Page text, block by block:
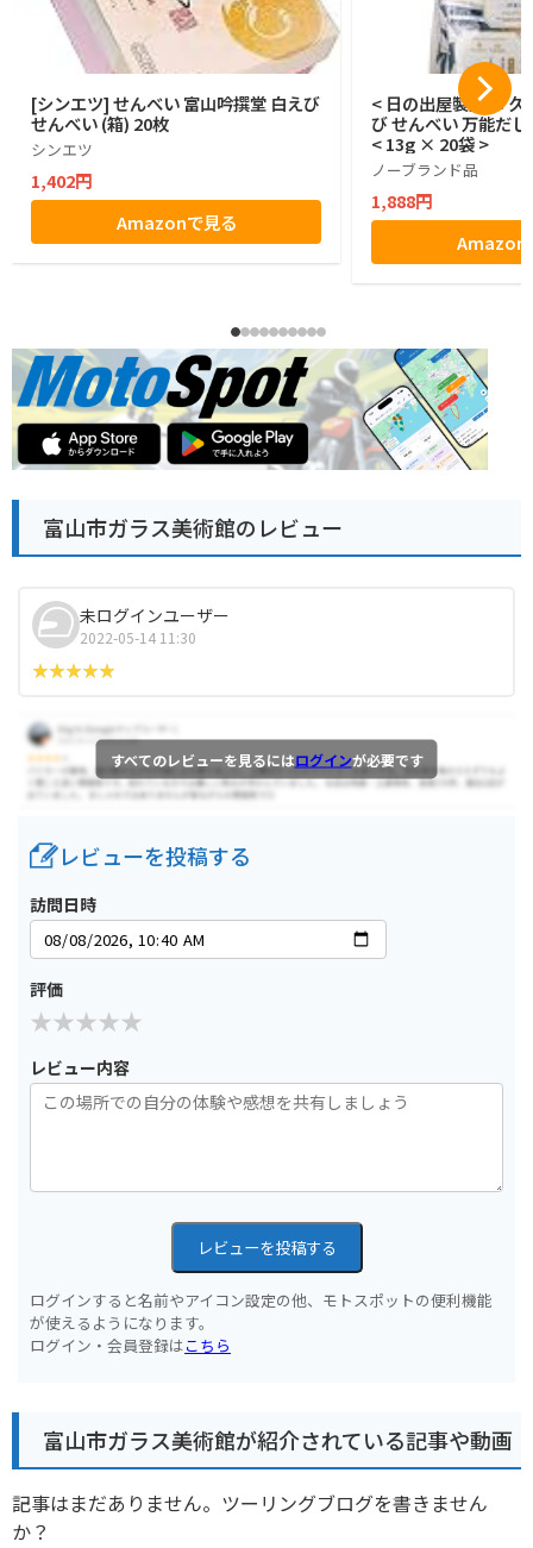
[シンエツ] せんべい 富山吟撰堂 白えび
せんべい (箱) 20枚
シンエツ
1,402円
Amazonで見る
< 日の出屋製菓 × 久
び せんべい 万能だ
< 13g × 20袋 >
ノーブランド品
1,888円
Amazon
富山市ガラス美術館のレビュー
未ログインユーザー
2022-05-14 11:30
すべてのレビューを見るにはログインが必要です
レビューを投稿する
訪問日時
評価
レビュー内容
レビューを投稿する
ログインすると名前やアイコン設定の他、モトスポットの便利機能
が使えるようになります。
ログイン・会員登録はこちら
富山市ガラス美術館が紹介されている記事や動画
記事はまだありません。ツーリングブログを書きません
か？